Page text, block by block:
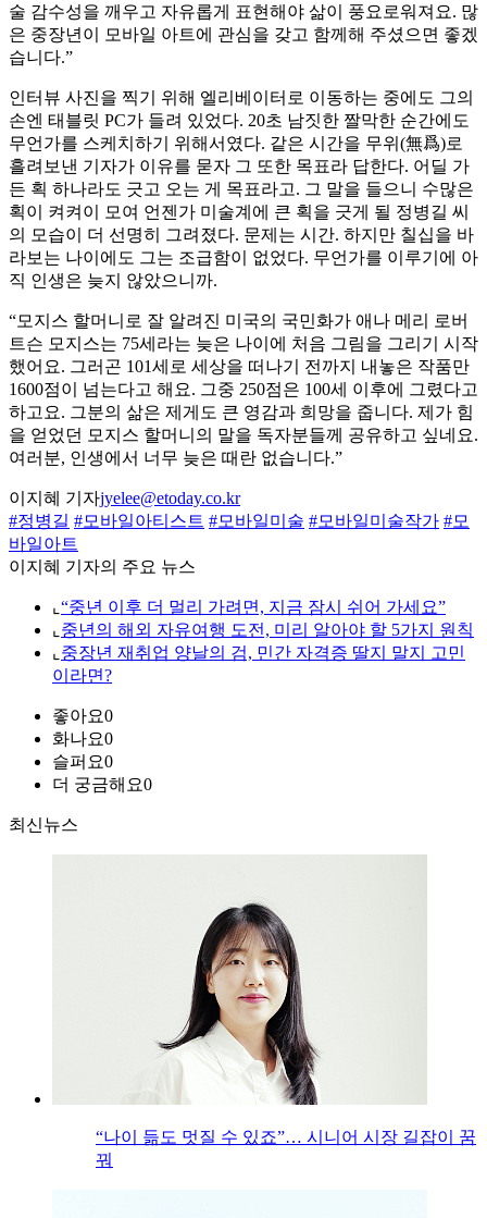
술 감수성을 깨우고 자유롭게 표현해야 삶이 풍요로워져요. 많
은 중장년이 모바일 아트에 관심을 갖고 함께해 주셨으면 좋겠
습니다.”
인터뷰 사진을 찍기 위해 엘리베이터로 이동하는 중에도 그의
손엔 태블릿 PC가 들려 있었다. 20초 남짓한 짤막한 순간에도
무언가를 스케치하기 위해서였다. 같은 시간을 무위(無爲)로
흘려보낸 기자가 이유를 묻자 그 또한 목표라 답한다. 어딜 가
든 획 하나라도 긋고 오는 게 목표라고. 그 말을 들으니 수많은
획이 켜켜이 모여 언젠가 미술계에 큰 획을 긋게 될 정병길 씨
의 모습이 더 선명히 그려졌다. 문제는 시간. 하지만 칠십을 바
라보는 나이에도 그는 조급함이 없었다. 무언가를 이루기에 아
직 인생은 늦지 않았으니까.
“모지스 할머니로 잘 알려진 미국의 국민화가 애나 메리 로버
트슨 모지스는 75세라는 늦은 나이에 처음 그림을 그리기 시작
했어요. 그러곤 101세로 세상을 떠나기 전까지 내놓은 작품만
1600점이 넘는다고 해요. 그중 250점은 100세 이후에 그렸다고
하고요. 그분의 삶은 제게도 큰 영감과 희망을 줍니다. 제가 힘
을 얻었던 모지스 할머니의 말을 독자분들께 공유하고 싶네요.
여러분, 인생에서 너무 늦은 때란 없습니다.”
이지혜 기자jyelee@etoday.co.kr
#정병길 #모바일아티스트 #모바일미술 #모바일미술작가 #모
바일아트
이지혜 기자의 주요 뉴스
⌞ “중년 이후 더 멀리 가려면, 지금 잠시 쉬어 가세요”
⌞ 중년의 해외 자유여행 도전, 미리 알아야 할 5가지 원칙
⌞ 중장년 재취업 양날의 검, 민간 자격증 딸지 말지 고민
이라면?
좋아요0
화나요0
슬퍼요0
더 궁금해요0
최신뉴스
“나이 듦도 멋질 수 있죠”… 시니어 시장 길잡이 꿈
꿔